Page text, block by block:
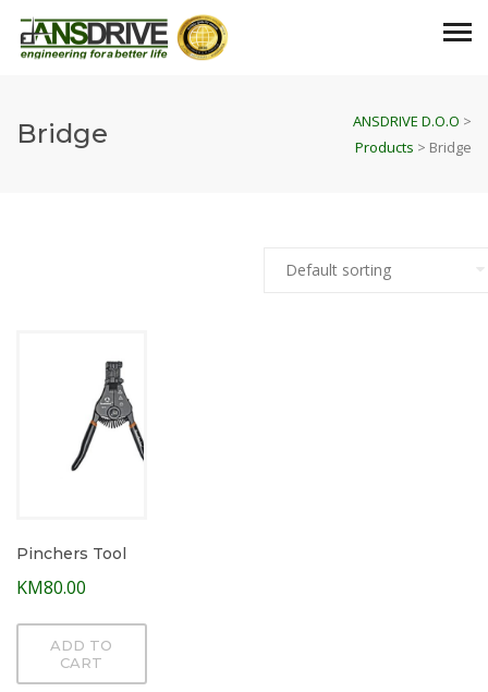
Bridge ANSDRIVE D.O.O >
Products > Bridge
Pinchers Tool
KM80.00
ADD TO
CART